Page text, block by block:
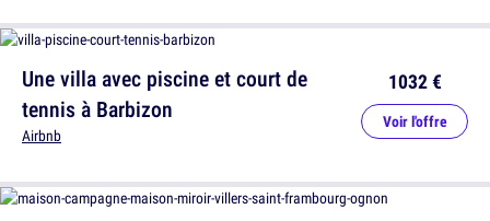
Une villa avec piscine et court de
tennis à Barbizon
Airbnb
1032 €
Voir l'offre